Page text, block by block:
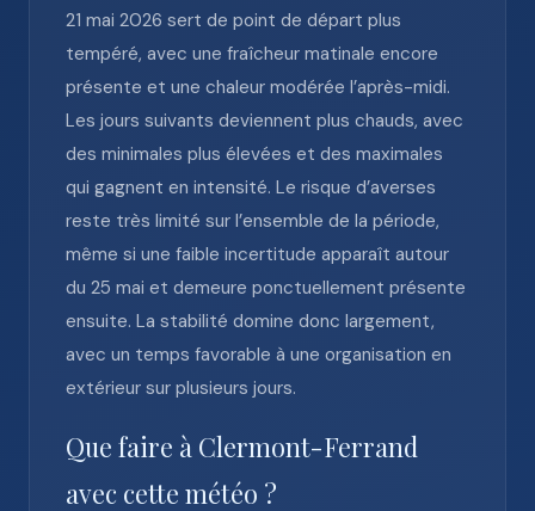
21 mai 2026 sert de point de départ plus
tempéré, avec une fraîcheur matinale encore
présente et une chaleur modérée l’après-midi.
Les jours suivants deviennent plus chauds, avec
des minimales plus élevées et des maximales
qui gagnent en intensité. Le risque d’averses
reste très limité sur l’ensemble de la période,
même si une faible incertitude apparaît autour
du 25 mai et demeure ponctuellement présente
ensuite. La stabilité domine donc largement,
avec un temps favorable à une organisation en
extérieur sur plusieurs jours.
Que faire à Clermont-Ferrand
avec cette météo ?